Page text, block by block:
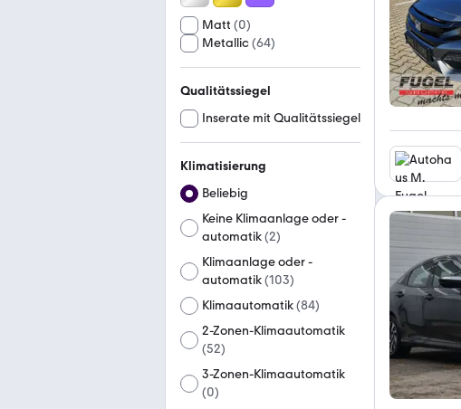
Matt (0)
Metallic(64)
Qualitätssiegel
Inserate mit Qualitätssiegel
Klimatisierung
Beliebig
Keine Klimaanlage oder -
automatik(2)
Klimaanlage oder -
automatik(103)
Klimaautomatik(84)
2-Zonen-Klimaautomatik
(52)
3-Zonen-Klimaautomatik
(0)